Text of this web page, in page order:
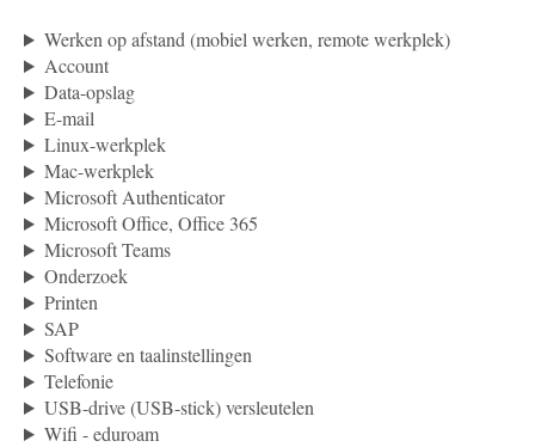
Werken op afstand (mobiel werken, remote werkplek)
Account
Data-opslag
E-mail
Linux-werkplek
Mac-werkplek
Microsoft Authenticator
Microsoft Office, Office 365
Microsoft Teams
Onderzoek
Printen
SAP
Software en taalinstellingen
Telefonie
USB-drive (USB-stick) versleutelen
Wifi - eduroam